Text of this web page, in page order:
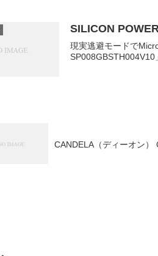
SILICON
現実逃避モードでMicroSDカードが必要に
SP008GBSTH004V10
CANDELA（ディーオン）